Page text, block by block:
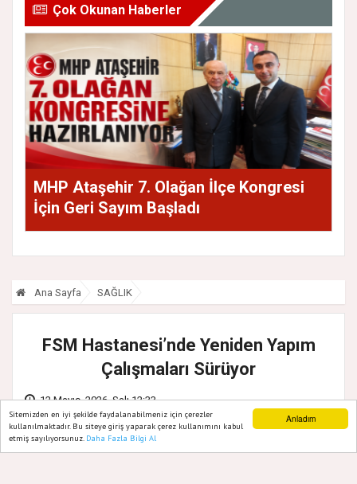
Anladım
Sitemizden en iyi şekilde faydalanabilmeniz için çerezler
kullanılmaktadır. Bu siteye giriş yaparak çerez kullanımını kabul
etmiş sayılıyorsunuz. Daha Fazla Bilgi Al
Çok Okunan Haberler
MHP Ataşehir 7. Olağan İlçe Kongresi
İçin Geri Sayım Başladı
Ana Sayfa SAĞLIK
FSM Hastanesi’nde Yeniden Yapım
Çalışmaları Sürüyor
12 Mayıs, 2026, Salı 12:33
Ana Sayfa Web TV